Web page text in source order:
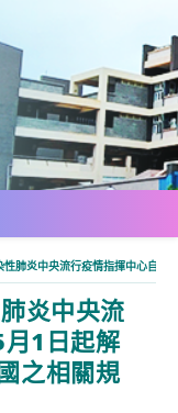
性肺炎中央流行疫情指揮中心自
炎中央流
1日起解
之相關規